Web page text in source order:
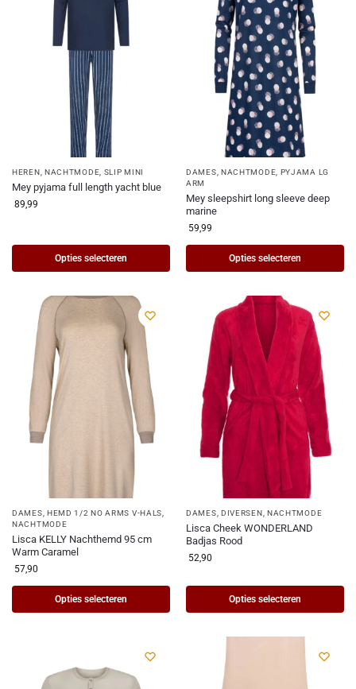
HEREN, NACHTMODE, SLIP MINI
Mey pyjama full length yacht blue
89,99
Opties selecteren
DAMES, NACHTMODE, PYJAMA LG
ARM
Mey sleepshirt long sleeve deep
marine
59,99
Opties selecteren
DAMES HEMD 1/2 NO ARMS V-HALS
NACHTMODE
Lisca KELLY Nachthemd 95 cm
Warm Caramel
57,90
Opties selecteren
DAMES DIVERSEN NACHTMODE
Lisca Cheek WONDERLAND
Badjas Rood
52,90
Opties selecteren